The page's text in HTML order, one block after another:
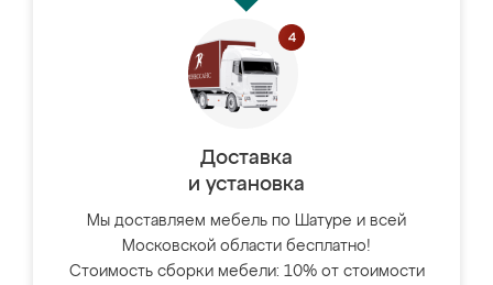
Доставка
и установка
Мы доставляем мебель по Шатуре и всей
Московской области бесплатно!
Стоимость сборки мебели: 10% от стоимости